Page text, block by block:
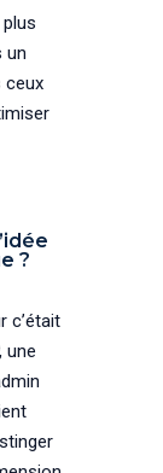
un
ceux
?
c’était
une